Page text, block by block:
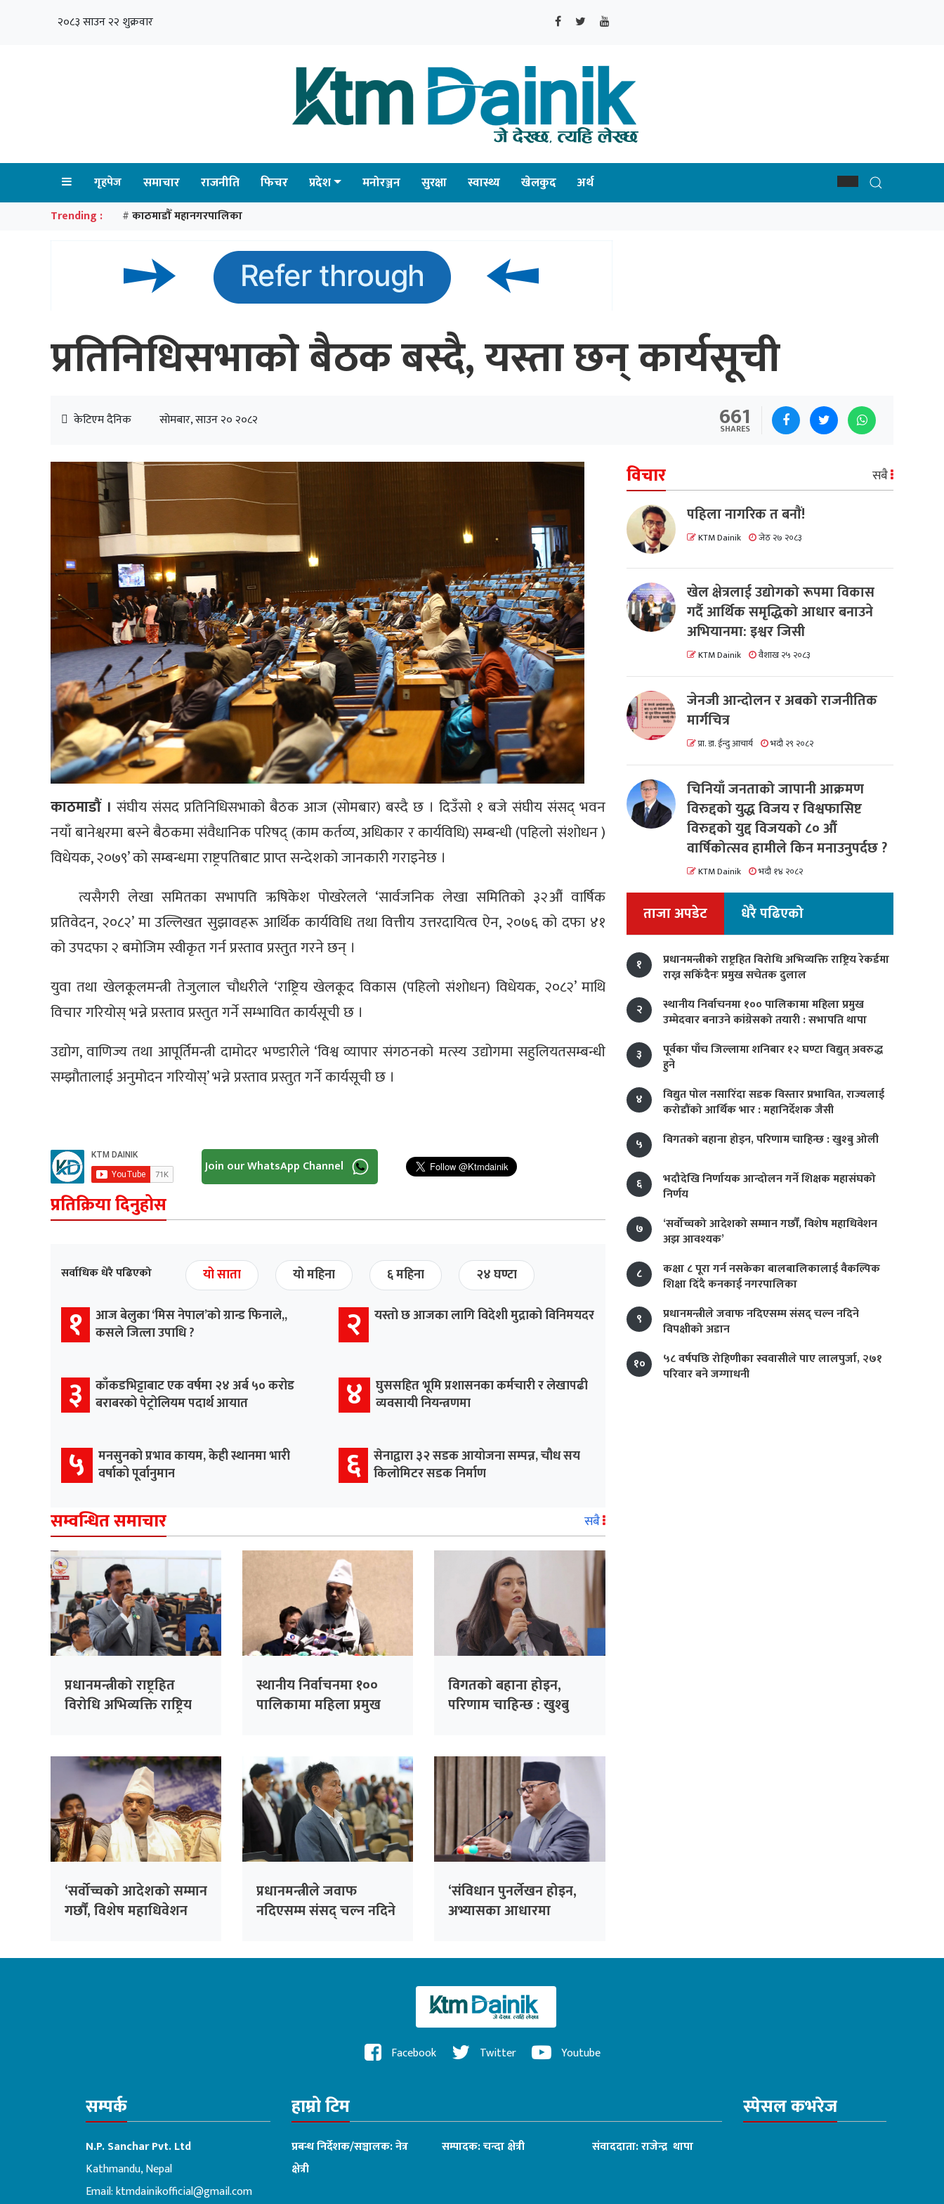
२०८३ साउन २२ शुक्रवार
गृहपेज समाचार राजनीति फिचर प्रदेश मनोरञ्जन सुरक्षा स्वास्थ्य खेलकुद अर्थ
Trending : # काठमाडौँ महानगरपालिका
प्रतिनिधिसभाको बैठक बस्दै, यस्ता छन् कार्यसूची
केटिएम दैनिक सोमबार, साउन २० २०८२ 661
SHARES
काठमाडौं । संघीय संसद प्रतिनिधिसभाको बैठक आज (सोमबार) बस्दै छ । दिउँसो १ बजे संघीय संसद् भवन
नयाँ बानेश्वरमा बस्ने बैठकमा संवैधानिक परिषद् (काम कर्तव्य, अधिकार र कार्यविधि) सम्बन्धी (पहिलो संशोधन )
विधेयक, २०७९’ को सम्बन्धमा राष्ट्रपतिबाट प्राप्त सन्देशको जानकारी गराइनेछ ।
त्यसैगरी लेखा समितका सभापति ऋषिकेश पोखरेलले ‘सार्वजनिक लेखा समितिको ३२औं वार्षिक
प्रतिवेदन, २०८२’ मा उल्लिखत सुझावहरू आर्थिक कार्यविधि तथा वित्तीय उत्तरदायित्व ऐन, २०७६ को दफा ४१
को उपदफा २ बमोजिम स्वीकृत गर्न प्रस्ताव प्रस्तुत गरने छन् ।
युवा तथा खेलकूलमन्त्री तेजुलाल चौधरीले ‘राष्ट्रिय खेलकूद विकास (पहिलो संशोधन) विधेयक, २०८२’ माथि
विचार गरियोस् भन्ने प्रस्ताव प्रस्तुत गर्ने सम्भावित कार्यसूची छ ।
उद्योग, वाणिज्य तथा आपूर्तिमन्त्री दामोदर भण्डारीले ‘विश्व व्यापार संगठनको मत्स्य उद्योगमा सहुलियतसम्बन्धी
सम्झौतालाई अनुमोदन गरियोस्’ भन्ने प्रस्ताव प्रस्तुत गर्ने कार्यसूची छ ।
Join our WhatsApp Channel
प्रतिक्रिया दिनुहोस
सर्वाधिक धेरै पढिएको यो साता यो महिना ६ महिना २४ घण्टा
१ आज बेलुका ‘मिस नेपाल’को ग्रान्ड फिनाले,,
कसले जित्ला उपाधि ?
२ यस्तो छ आजका लागि विदेशी मुद्राको विनिमयदर
३ काँकडभिट्टाबाट एक वर्षमा २४ अर्ब ५० करोड
बराबरको पेट्रोलियम पदार्थ आयात
४ घुससहित भूमि प्रशासनका कर्मचारी र लेखापढी
व्यवसायी नियन्त्रणमा
५ मनसुनको प्रभाव कायम, केही स्थानमा भारी
वर्षाको पूर्वानुमान
६ सेनाद्वारा ३२ सडक आयोजना सम्पन्न, चौध सय
किलोमिटर सडक निर्माण
सम्वन्धित समाचार सबै
प्रधानमन्त्रीको राष्ट्रहित
विरोधि अभिव्यक्ति राष्ट्रिय
स्थानीय निर्वाचनमा १००
पालिकामा महिला प्रमुख
विगतको बहाना होइन,
परिणाम चाहिन्छ : खुश्बु
‘सर्वोच्चको आदेशको सम्मान
गर्छौं, विशेष महाधिवेशन
प्रधानमन्त्रीले जवाफ
नदिएसम्म संसद् चल्न नदिने
‘संविधान पुनर्लेखन होइन,
अभ्यासका आधारमा
विचार सबै
पहिला नागरिक त बनाैं!
KTM Dainik जेठ २७ २०८३
खेल क्षेत्रलाई उद्योगको रूपमा विकास
गर्दै आर्थिक समृद्धिको आधार बनाउने
अभियानमा: इश्वर जिसी
KTM Dainik वैशाख २५ २०८३
जेनजी आन्दोलन र अबको राजनीतिक
मार्गचित्र
प्रा. डा. ईन्दु आचार्य भदौ २९ २०८२
चिनियाँ जनताको जापानी आक्रमण
विरुद्दको युद्ध विजय र विश्वफासिष्ट
विरुद्दको युद्द विजयको ८० औं
वार्षिकोत्सव हामीले किन मनाउनुपर्दछ ?
KTM Dainik भदौ १४ २०८२
ताजा अपडेट धेरै पढिएको
१
प्रधानमन्त्रीको राष्ट्रहित विरोधि अभिव्यक्ति राष्ट्रिय रेकर्डमा
राख्न सकिँदैनः प्रमुख सचेतक दुलाल
२
स्थानीय निर्वाचनमा १०० पालिकामा महिला प्रमुख
उम्मेदवार बनाउने कांग्रेसको तयारी : सभापति थापा
३
पूर्वका पाँच जिल्लामा शनिबार १२ घण्टा विद्युत् अवरुद्ध
हुने
४
विद्युत पोल नसारिँदा सडक विस्तार प्रभावित, राज्यलाई
करोडौंको आर्थिक भार : महानिर्देशक जैसी
५
विगतको बहाना होइन, परिणाम चाहिन्छ : खुश्बु ओली
६
भदौदेखि निर्णायक आन्दोलन गर्ने शिक्षक महासंघको
निर्णय
७
‘सर्वोच्चको आदेशको सम्मान गर्छौं, विशेष महाधिवेशन
अझ आवश्यक’
८
कक्षा ८ पूरा गर्न नसकेका बालबालिकालाई वैकल्पिक
शिक्षा दिँदै कनकाई नगरपालिका
९
प्रधानमन्त्रीले जवाफ नदिएसम्म संसद् चल्न नदिने
विपक्षीको अडान
१०
५८ वर्षपछि रोहिणीका स्ववासीले पाए लालपुर्जा, २७१
परिवार बने जग्गाधनी
Facebook Twitter Youtube
सम्पर्क
N.P. Sanchar Pvt. Ltd
Kathmandu, Nepal
Email:ktmdainikofficial@gmail.com
हाम्रो टिम
प्रबन्ध निर्देशक/सञ्चालक: नेत्र
क्षेत्री
सम्पादक: चन्दा क्षेत्री संवाददाता: राजेन्द्र थापा
स्पेसल कभरेज